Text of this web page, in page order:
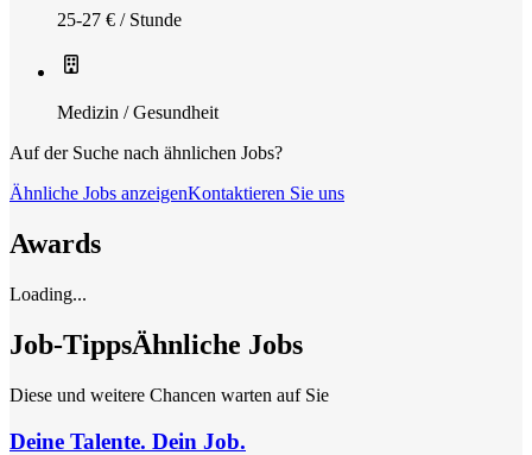
25-27 € / Stunde
Medizin / Gesundheit
Auf der Suche nach ähnlichen Jobs?
Ähnliche Jobs anzeigenKontaktieren Sie uns
Awards
Loading...
Job-TippsÄhnliche Jobs
Diese und weitere Chancen warten auf Sie
Deine Talente. Dein Job.